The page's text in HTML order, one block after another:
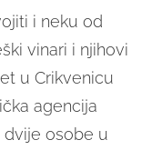
i neku od
vinari i njihovi
u Crikvenicu
agencija
dvije osobe u